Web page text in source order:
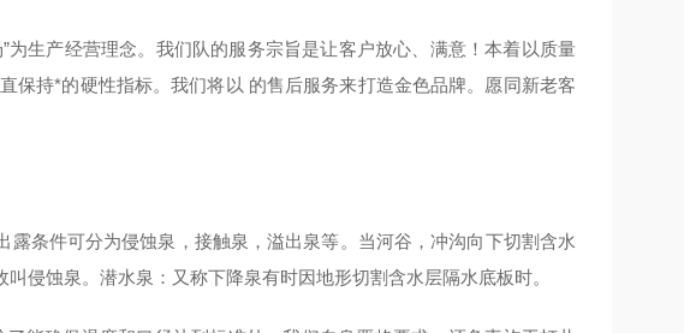
生产经营理念。我们队的服务宗旨是让客户放心、满意！本着以质量
保持*的硬性指标。我们将以 的售后服务来打造金色品牌。愿同新老客
条件可分为侵蚀泉，接触泉，溢出泉等。当河谷，冲沟向下切割含水
侵蚀泉。潜水泉：又称下降泉有时因地形切割含水层隔水底板时。